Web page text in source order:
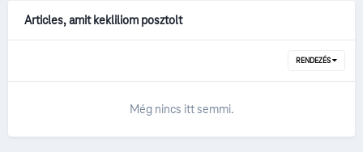
Articles, amit kekliliom posztolt
RENDEZÉS
Még nincs itt semmi.